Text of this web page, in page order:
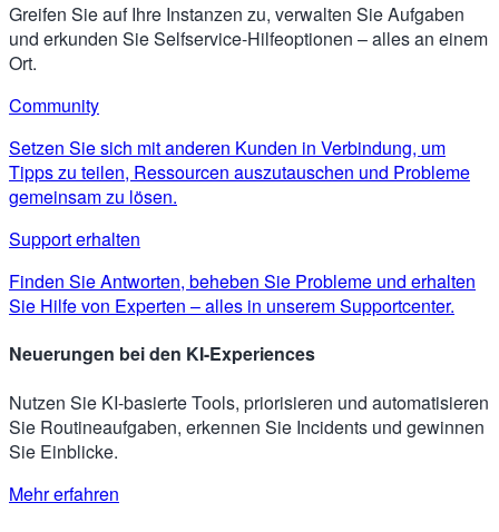
Greifen Sie auf Ihre Instanzen zu, verwalten Sie Aufgaben
und erkunden Sie Selfservice-Hilfeoptionen – alles an einem
Ort.
Community
Setzen Sie sich mit anderen Kunden in Verbindung, um
Tipps zu teilen, Ressourcen auszutauschen und Probleme
gemeinsam zu lösen.
Support erhalten
Finden Sie Antworten, beheben Sie Probleme und erhalten
Sie Hilfe von Experten – alles in unserem Supportcenter.
Neuerungen bei den KI-Experiences
Nutzen Sie KI-basierte Tools, priorisieren und automatisieren
Sie Routineaufgaben, erkennen Sie Incidents und gewinnen
Sie Einblicke.
Mehr erfahren